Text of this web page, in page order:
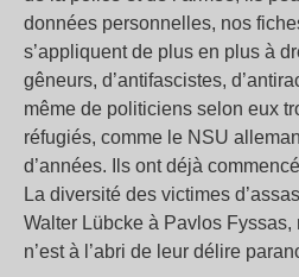
données personnelles, nos
s’appliquent de plus en plus à
gêneurs, d’antifascistes,
même de politiciens selon eux
réfugiés, comme le NSU
d’années. Ils ont déjà
La diversité des victimes
Walter Lübcke à Pavlos
n’est à l’abri de leur délire